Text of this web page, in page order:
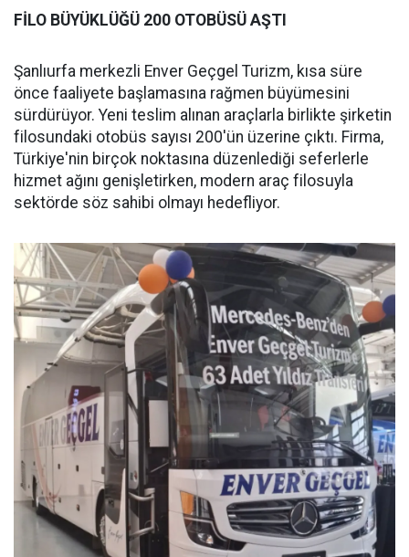
FİLO BÜYÜKLÜĞÜ 200 OTOBÜSÜ AŞTI
Şanlıurfa merkezli Enver Geçgel Turizm, kısa süre
önce faaliyete başlamasına rağmen büyümesini
sürdürüyor. Yeni teslim alınan araçlarla birlikte şirketin
filosundaki otobüs sayısı 200'ün üzerine çıktı. Firma,
Türkiye'nin birçok noktasına düzenlediği seferlerle
hizmet ağını genişletirken, modern araç filosuyla
sektörde söz sahibi olmayı hedefliyor.